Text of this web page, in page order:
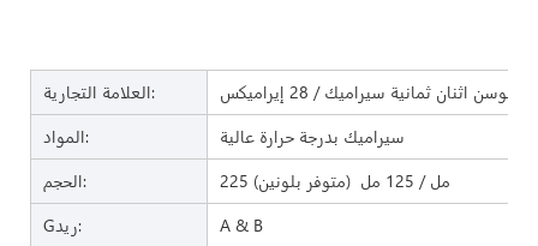
العلامة التجارية:
هوسن اثنان ثمانية سيراميك / 28 إيراميكس
المواد:
سيراميك بدرجة حرارة عالية
الحجم:
225 مل / 125 مل (متوفر بلونين)
Gريد:
A & B